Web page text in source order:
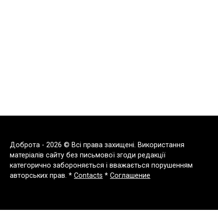
Доброта - 2026 © Всі права захищені. Використання
матеріалів сайту без письмової згоди редакції
категорично забороняється і вважається порушенням
авторських прав. * Contacts * Соглашение